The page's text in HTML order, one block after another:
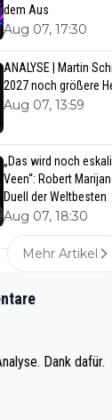
dem Aus
Aug 07, 17:30
ANALYSE | Martin
2027 noch größere
Aug 07, 13:59
„Das wird noch
Veen“: Robert
Duell der Weltbesten
Aug 07, 18:30
Mehr Artikel
Dank dafür.